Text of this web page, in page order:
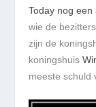
Today nog een
wie de
zijn de
koningshuis
meeste schuld